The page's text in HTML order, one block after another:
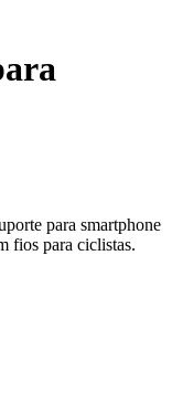
para smartphone
fios para ciclistas.